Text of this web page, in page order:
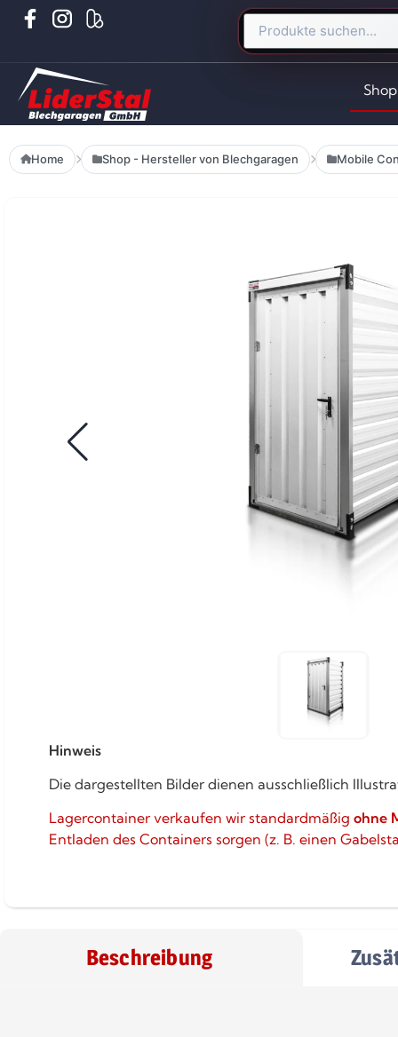
Shop
Home Shop - Hersteller von Blechgaragen Mobile
Hinweis
Die dargestellten Bilder dienen ausschließlich
Lagercontainer verkaufen wir standardmäßig ohne
Entladen des Containers sorgen (z. B. einen
Beschreibung